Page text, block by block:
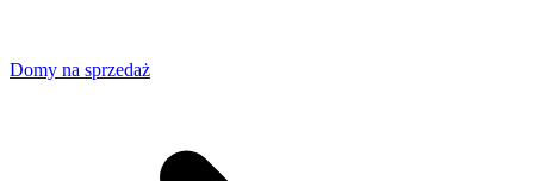
Domy na sprzedaż